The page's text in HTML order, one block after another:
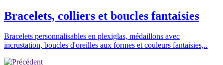
Bracelets, colliers et boucles fantaisies
Bracelets personnalisables en plexiglas, médaillons avec
incrustation, boucles d'oreilles aux formes et couleurs fantaisies,..